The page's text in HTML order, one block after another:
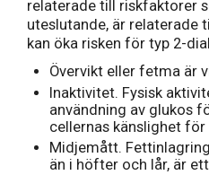
relaterade till riskfaktorer
uteslutande, är relaterade
kan öka risken för typ 2-
Övervikt eller fetma är
Inaktivitet. Fysisk
användning av glukos
cellernas känslighet för
Midjemått.
än i höfter och lår, är